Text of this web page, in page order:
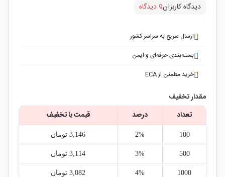
دیدگاه کاربران9 دیدگاه
ارسال سریع به سراسر کشور
بسته‌بندی حرفه‌ای و ایمن
خرید مطمئن از ECA
مقدار تخفیف
تعداد
درصد قیمت با تخفیف
100
2% 3,146‎ تومان
500
3% 3,114‎ تومان
1000
4% 3,082‎ تومان